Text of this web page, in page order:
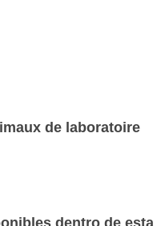
de laboratoire
dentro de